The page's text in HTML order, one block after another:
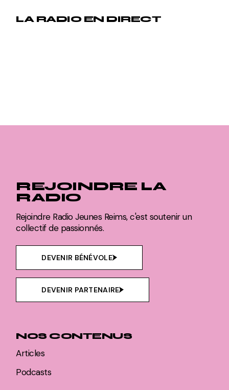
LA RADIO EN DIRECT
REJOINDRE LA
RADIO
Rejoindre Radio Jeunes Reims, c'est soutenir un
collectif de passionnés.
DEVENIR BÉNÉVOLE
DEVENIR PARTENAIRE
NOS CONTENUS
Articles
Podcasts